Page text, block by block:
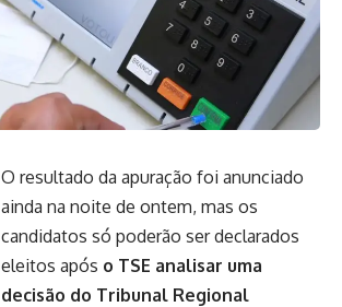
O resultado da apuração foi anunciado
ainda na noite de ontem, mas os
candidatos só poderão ser declarados
eleitos após o TSE analisar uma
decisão do Tribunal Regional